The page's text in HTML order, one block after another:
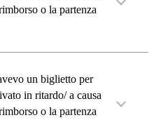
o la partenza
un biglietto per
in ritardo/ a causa
o la partenza